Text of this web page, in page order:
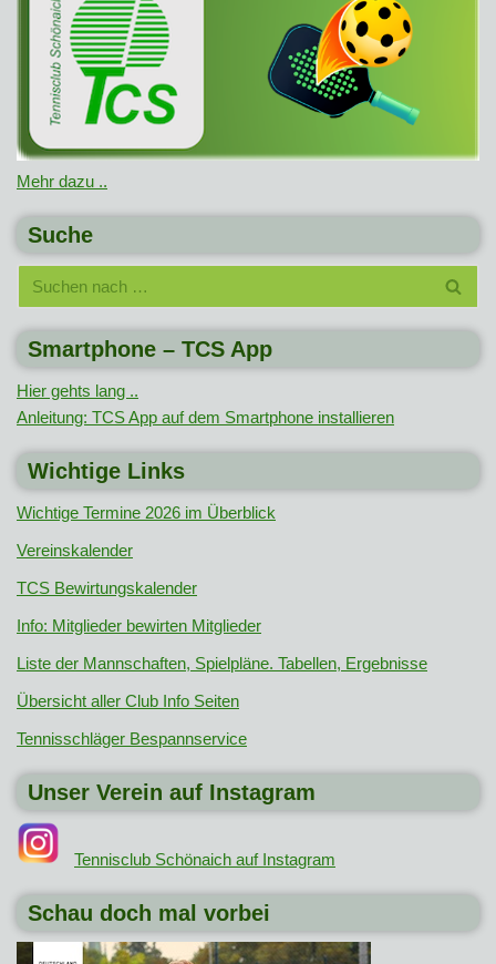
Mehr dazu ..
Suche
Smartphone – TCS App
Hier gehts lang ..
Anleitung: TCS App auf dem Smartphone installieren
Wichtige Links
Wichtige Termine 2026 im Überblick
Vereinskalender
TCS Bewirtungskalender
Info: Mitglieder bewirten Mitglieder
Liste der Mannschaften, Spielpläne. Tabellen, Ergebnisse
Übersicht aller Club Info Seiten
Tennisschläger Bespannservice
Unser Verein auf Instagram
Tennisclub Schönaich auf Instagram
Schau doch mal vorbei